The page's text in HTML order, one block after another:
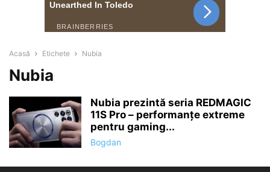
Acasă Etichete Nubia
Nubia
Nubia prezintă seria REDMAGIC
11S Pro – performanțe extreme
pentru gaming...
Bogdan